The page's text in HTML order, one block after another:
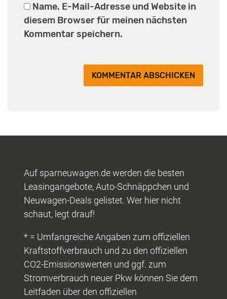
Name, E-Mail-Adresse und Website in
diesem Browser für meinen nächsten
Kommentar speichern.
Auf sparneuwagen.de werden die besten
Leasingangebote, Auto-Schnäppchen und
Neuwagen-Deals gelistet. Wer hier nicht
schaut, legt drauf!
* = Umfangreiche Angaben zum offiziellen
Kraftstoffverbrauch und zu den offiziellen
CO2-Emissionswerten und ggf. zum
Stromverbrauch neuer Pkw können Sie dem
Leitfaden über den offiziellen